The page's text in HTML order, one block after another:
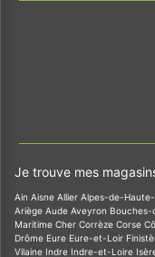
Je trouve mes
Ain Aisne Allier Alpes-de-
Ariège Aude Aveyron Bouches-
Maritime Cher Corrèze Corse
Drôme Eure Eure-et-Loir
Vilaine Indre Indre-et-Loire